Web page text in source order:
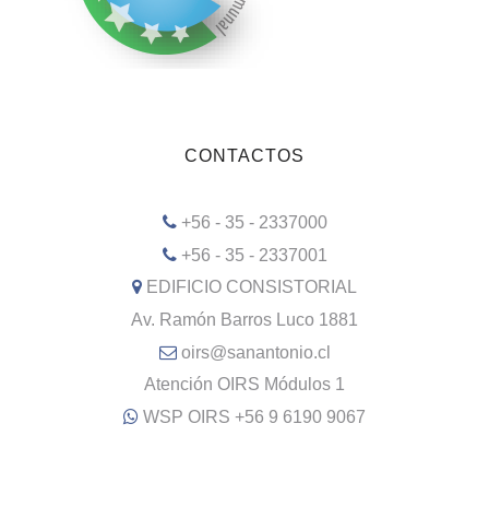
CONTACTOS
+56 - 35 - 2337000
+56 - 35 - 2337001
EDIFICIO CONSISTORIAL
Av. Ramón Barros Luco 1881
oirs@sanantonio.cl
Atención OIRS Módulos 1
WSP OIRS +56 9 6190 9067